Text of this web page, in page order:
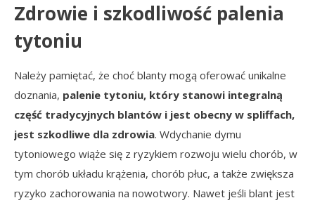
Zdrowie i szkodliwość palenia
tytoniu
Należy pamiętać, że choć blanty mogą oferować unikalne
doznania, palenie tytoniu, który stanowi integralną
część tradycyjnych blantów i jest obecny w spliffach,
jest szkodliwe dla zdrowia. Wdychanie dymu
tytoniowego wiąże się z ryzykiem rozwoju wielu chorób, w
tym chorób układu krążenia, chorób płuc, a także zwiększa
ryzyko zachorowania na nowotwory. Nawet jeśli blant jest